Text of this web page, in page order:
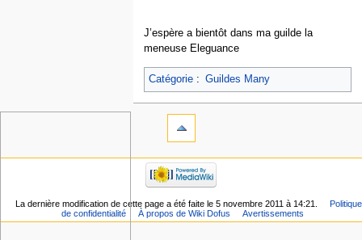
J’espère a bientôt dans ma guilde la
meneuse Eleguance
Catégorie: Guildes Many
La dernière modification de cette page a été faite le 5 novembre 2011 à 14:21.
Politique
de confidentialité
À propos de Wiki Dofus Avertissements